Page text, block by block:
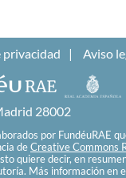
privacidad Aviso
28002
por FundéuRAE
de Creative Commons
quiere decir, en
Más información en